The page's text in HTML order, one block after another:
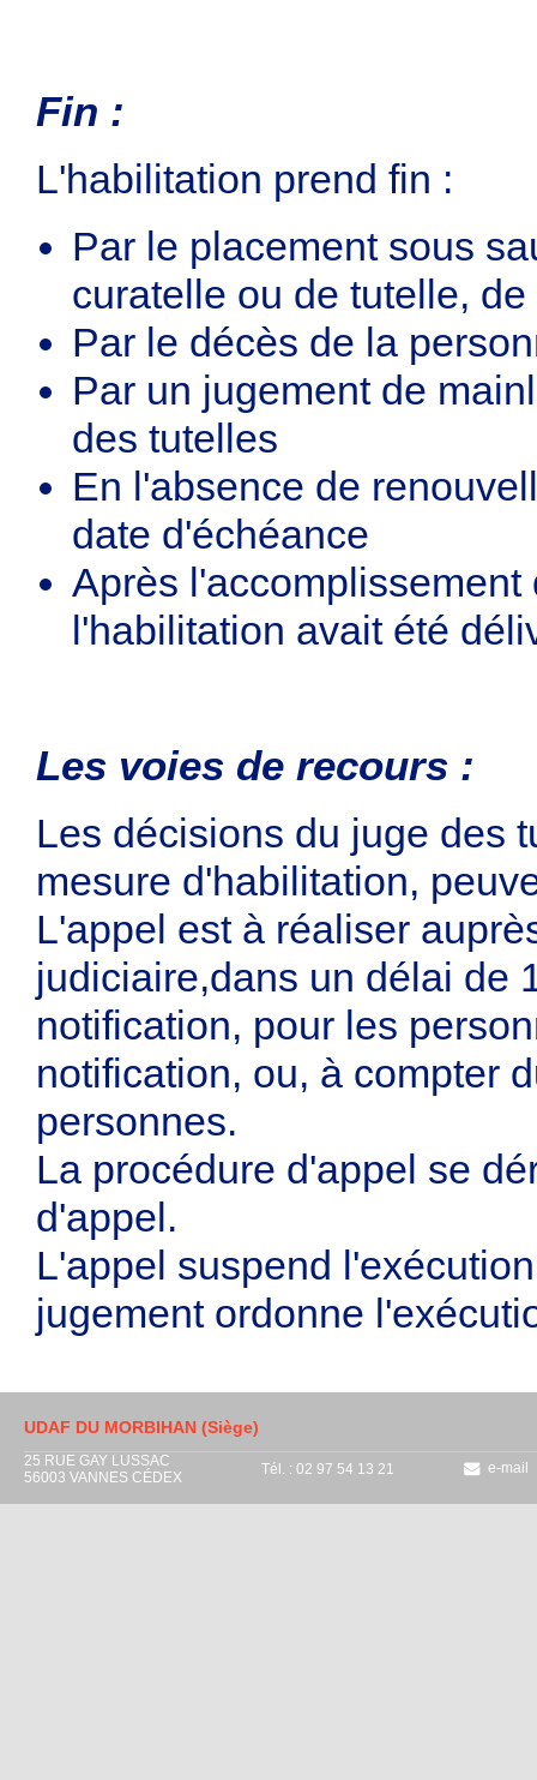
Fin :
L'habilitation prend fin :
Par le placement sous
curatelle ou de tutelle,
Par le décès de la
Par un jugement de
des tutelles
En l'absence de
date d'échéance
Après
l'habilitation avait été
Les voies de recours :
Les décisions du juge des
mesure d'habilitation,
L'appel est à réaliser
judiciaire,dans un délai de
notification, pour les
notification, ou, à compter
personnes.
La procédure d'appel se
d'appel.
L'appel suspend
jugement ordonne
UDAF DU MORBIHAN (Siège)
25 RUE GAY LUSSAC
56003 VANNES CÉDEX
Tél. : 02 97 54 13 21 e-mail